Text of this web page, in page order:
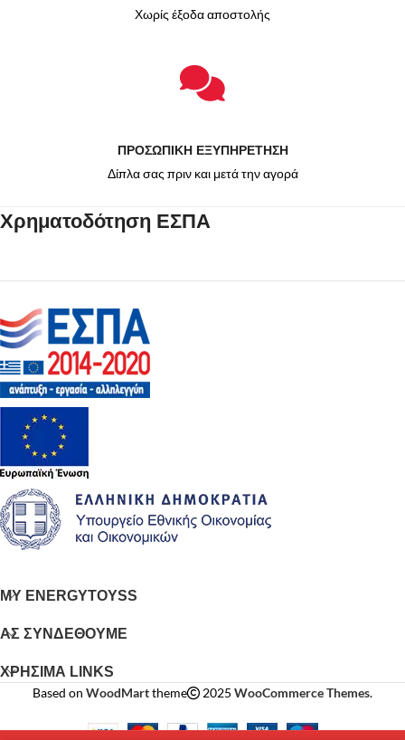
Χωρίς έξοδα αποστολής
ΠΡΟΣΩΠΙΚΗ ΕΞΥΠΗΡΕΤΗΣΗ
Δίπλα σας πριν και μετά την αγορά
Χρηματοδότηση ΕΣΠΑ
MY ENERGYTOYSS
ΑΣ ΣΥΝΔΕΘΟΥΜΕ
ΧΡΗΣΙΜΑ LINKS
Based on WoodMarttheme 2025 WooCommerce Themes.